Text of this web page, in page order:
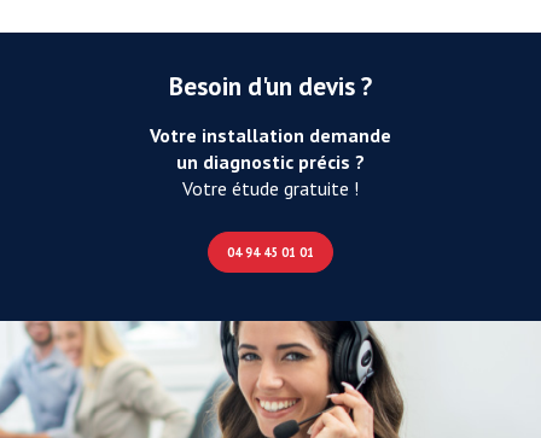
Besoin d'un devis ?
Votre installation demande
un diagnostic précis ?
Votre étude gratuite !
04 94 45 01 01